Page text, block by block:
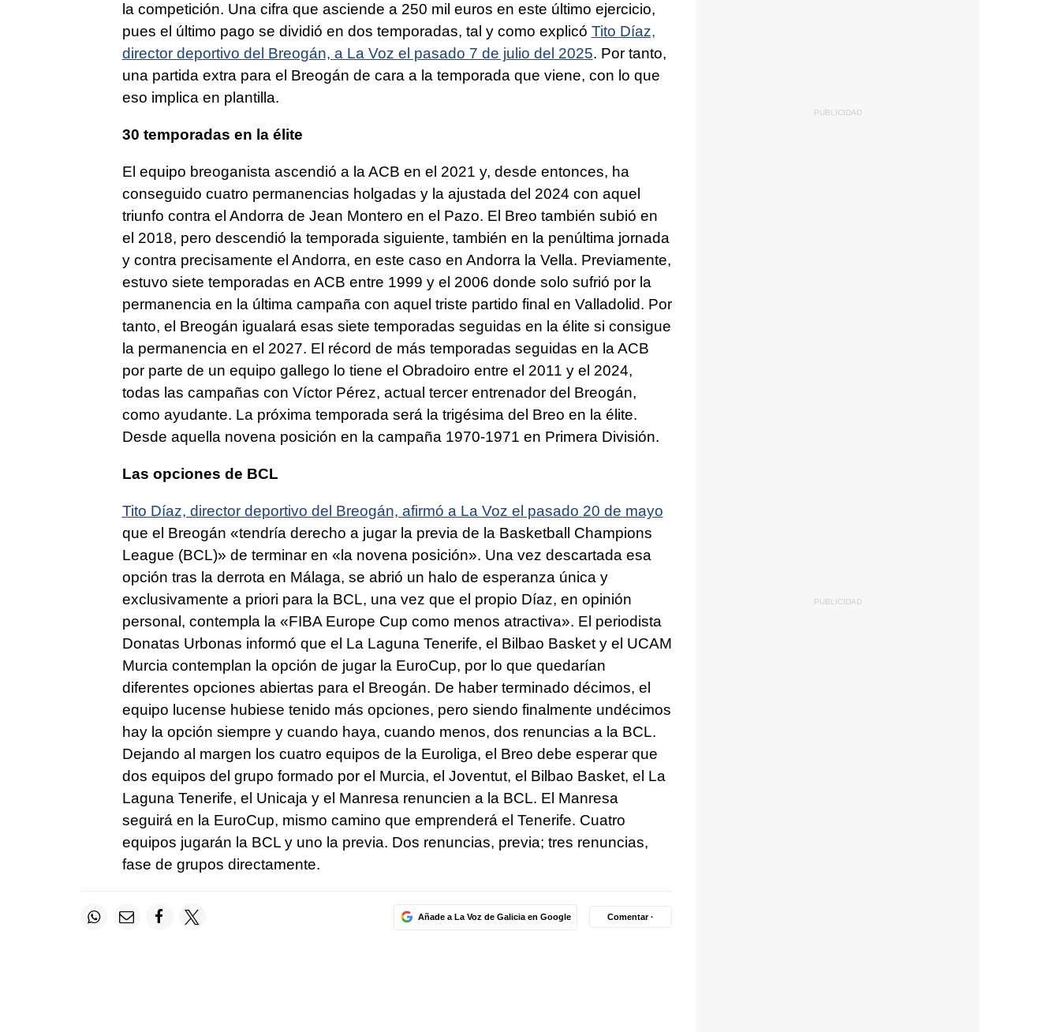
la competición. Una cifra que asciende a 250 mil euros en este último ejercicio,
pues el último pago se dividió en dos temporadas, tal y como explicó Tito Díaz,
director deportivo del Breogán, a La Voz el pasado 7 de julio del 2025. Por tanto,
una partida extra para el Breogán de cara a la temporada que viene, con lo que
eso implica en plantilla.
30 temporadas en la élite
El equipo breoganista ascendió a la ACB en el 2021 y, desde entonces, ha
conseguido cuatro permanencias holgadas y la ajustada del 2024 con aquel
triunfo contra el Andorra de Jean Montero en el Pazo. El Breo también subió en
el 2018, pero descendió la temporada siguiente, también en la penúltima jornada
y contra precisamente el Andorra, en este caso en Andorra la Vella. Previamente,
estuvo siete temporadas en ACB entre 1999 y el 2006 donde solo sufrió por la
permanencia en la última campaña con aquel triste partido final en Valladolid. Por
tanto, el Breogán igualará esas siete temporadas seguidas en la élite si consigue
la permanencia en el 2027. El récord de más temporadas seguidas en la ACB
por parte de un equipo gallego lo tiene el Obradoiro entre el 2011 y el 2024,
todas las campañas con Víctor Pérez, actual tercer entrenador del Breogán,
como ayudante. La próxima temporada será la trigésima del Breo en la élite.
Desde aquella novena posición en la campaña 1970-1971 en Primera División.
Las opciones de BCL
Tito Díaz, director deportivo del Breogán, afirmó a La Voz el pasado 20 de mayo
que el Breogán «tendría derecho a jugar la previa de la Basketball Champions
League (BCL)» de terminar en «la novena posición». Una vez descartada esa
opción tras la derrota en Málaga, se abrió un halo de esperanza única y
exclusivamente a priori para la BCL, una vez que el propio Díaz, en opinión
personal, contempla la «FIBA Europe Cup como menos atractiva». El periodista
Donatas Urbonas informó que el La Laguna Tenerife, el Bilbao Basket y el UCAM
Murcia contemplan la opción de jugar la EuroCup, por lo que quedarían
diferentes opciones abiertas para el Breogán. De haber terminado décimos, el
equipo lucense hubiese tenido más opciones, pero siendo finalmente undécimos
hay la opción siempre y cuando haya, cuando menos, dos renuncias a la BCL.
Dejando al margen los cuatro equipos de la Euroliga, el Breo debe esperar que
dos equipos del grupo formado por el Murcia, el Joventut, el Bilbao Basket, el La
Laguna Tenerife, el Unicaja y el Manresa renuncien a la BCL. El Manresa
seguirá en la EuroCup, mismo camino que emprenderá el Tenerife. Cuatro
equipos jugarán la BCL y uno la previa. Dos renuncias, previa; tres renuncias,
fase de grupos directamente.
Añade a La Voz de Galicia en Google Comentar ·